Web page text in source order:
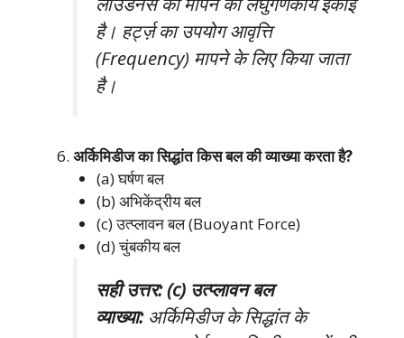
है। हर्ट्ज़ का उपयोग आवृत्ति
(Frequency) मापने के लिए किया जाता
है।
अर्किमिडीज का सिद्धांत किस बल की व्याख्या करता है?
(a) घर्षण बल
(b) अभिकेंद्रीय बल
(c) उत्प्लावन बल (Buoyant Force)
(d) चुंबकीय बल
सही उत्तर: (c) उत्प्लावन बल
व्याख्या:अर्किमिडीज के सिद्धांत के